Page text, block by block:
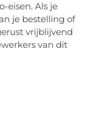
eisen. Als je
je bestelling of
vrijblijvend
van dit